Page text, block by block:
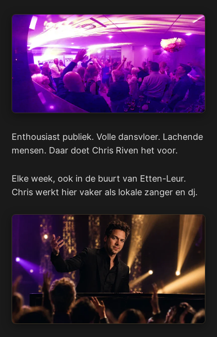
Enthousiast publiek. Volle dansvloer. Lachende
mensen. Daar doet Chris Riven het voor.
Elke week, ook in de buurt van Etten-Leur.
Chris werkt hier vaker als lokale zanger en dj.